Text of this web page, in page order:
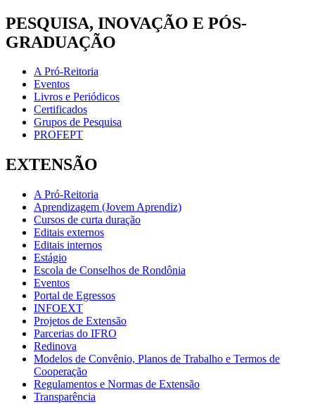
PESQUISA, INOVAÇÃO E PÓS-
GRADUAÇÃO
A Pró-Reitoria
Eventos
Livros e Periódicos
Certificados
Grupos de Pesquisa
PROFEPT
EXTENSÃO
A Pró-Reitoria
Aprendizagem (Jovem Aprendiz)
Cursos de curta duração
Editais externos
Editais internos
Estágio
Escola de Conselhos de Rondônia
Eventos
Portal de Egressos
INFOEXT
Projetos de Extensão
Parcerias do IFRO
Redinova
Modelos de Convênio, Planos de Trabalho e Termos de
Cooperação
Regulamentos e Normas de Extensão
Transparência